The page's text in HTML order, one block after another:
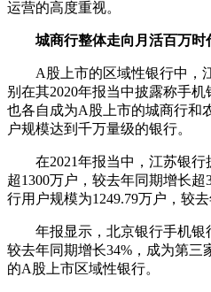
运营的高度重视。
城商行整体走向月活百万时
A股上市的区域性银行中，
别在其2020年报当中披露称手机
也各自成为A股上市的城商行和
户规模达到千万量级的银行。
在2021年报当中，江苏银
超1300万户，较去年同期增长
行用户规模为1249.79万户，较去
年报显示，北京银行手机银
较去年同期增长34%，成为第三
的A股上市区域性银行。